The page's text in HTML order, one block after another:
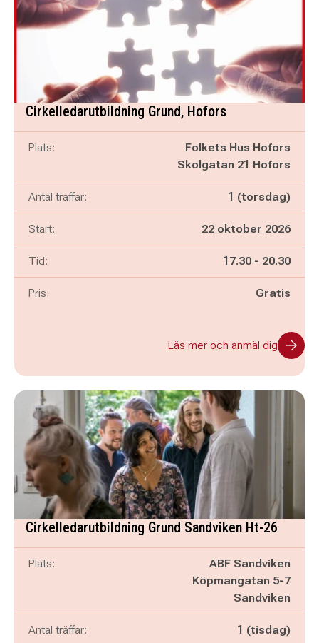
Cirkelledarutbildning Grund, Hofors
Plats:
Folkets Hus Hofors
Skolgatan 21 Hofors
Antal träffar: 1 (torsdag)
Start: 22 oktober 2026
Tid: Pågår mellan
17.30 - och
20.30
Pris: Gratis
Läs mer och anmäl dig
Cirkelledarutbildning Grund Sandviken Ht-26
Plats:
ABF Sandviken
Köpmangatan 5-7
Sandviken
Antal träffar: 1 (tisdag)